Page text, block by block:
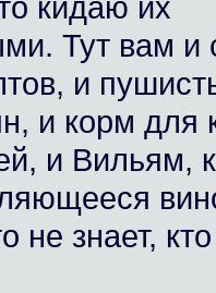
Тут вам и
и
и корм
и Вильям,
не знает,